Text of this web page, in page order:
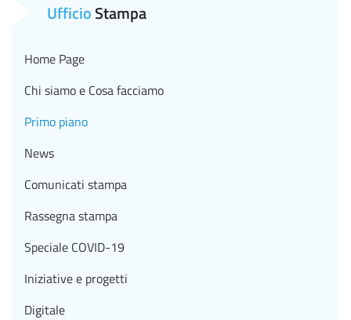
UfficioStampa
Home Page
Chi siamo e Cosa facciamo
Primo piano
News
Comunicati stampa
Rassegna stampa
Speciale COVID-19
Iniziative e progetti
Digitale